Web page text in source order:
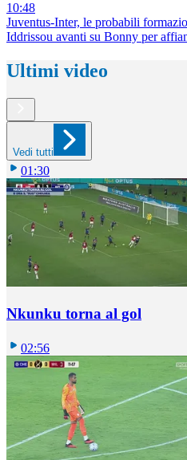
10:48
Juventus-Inter, le probabili
Iddrissou avanti su Bonny per
Ultimi video
Vedi tutti
01:30
Nkunku torna al gol
02:56